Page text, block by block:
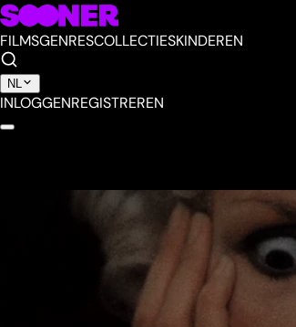
FILMSGENRESCOLLECTIESKINDEREN
NL
INLOGGENREGISTREREN